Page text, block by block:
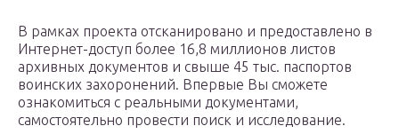
В рамках проекта отсканировано и предоставлено в
Интернет-доступ более 16,8 миллионов листов
архивных документов и свыше 45 тыс. паспортов
воинских захоронений. Впервые Вы сможете
ознакомиться с реальными документами,
самостоятельно провести поиск и исследование.